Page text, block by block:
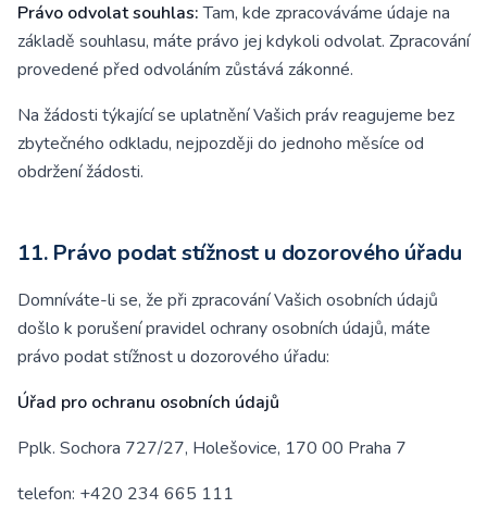
Právo odvolat souhlas:Tam, kde zpracováváme údaje na
základě souhlasu, máte právo jej kdykoli odvolat. Zpracování
provedené před odvoláním zůstává zákonné.
Na žádosti týkající se uplatnění Vašich práv reagujeme bez
zbytečného odkladu, nejpozději do jednoho měsíce od
obdržení žádosti.
11. Právo podat stížnost u dozorového úřadu
Domníváte-li se, že při zpracování Vašich osobních údajů
došlo k porušení pravidel ochrany osobních údajů, máte
právo podat stížnost u dozorového úřadu:
Úřad pro ochranu osobních údajů
Pplk. Sochora 727/27, Holešovice, 170 00 Praha 7
telefon: +420 234 665 111